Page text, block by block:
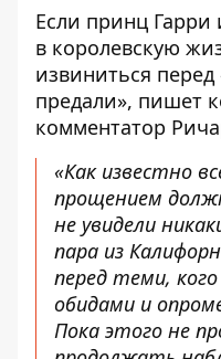
Если принц Гарри
в королевскую
извиниться
предали», пишет
комментатор
«Как известно
прощением
не увидели
пара из
перед теми,
обидами и
Пока этого не